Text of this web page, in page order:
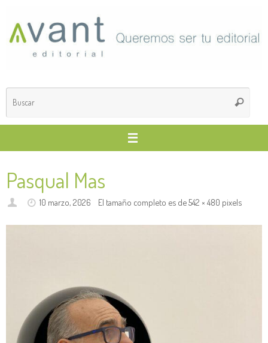
contenido
Buscar
Pasqual Mas
10 marzo, 2026 El tamaño completo es de542 × 480 pixels